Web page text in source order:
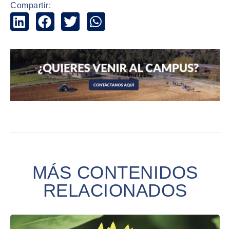
Compartir:
MÁS CONTENIDOS
RELACIONADOS